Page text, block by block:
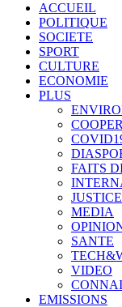
ACCUEIL
POLITIQUE
SOCIETE
SPORT
CULTURE
ECONOMIE
PLUS
FAITS
JUSTICE
MEDIA
SANTE
VIDEO
EMISSIONS